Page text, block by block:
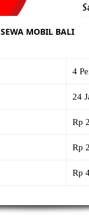
SEWA MOBIL BALI
4
24
Rp
Rp
Rp